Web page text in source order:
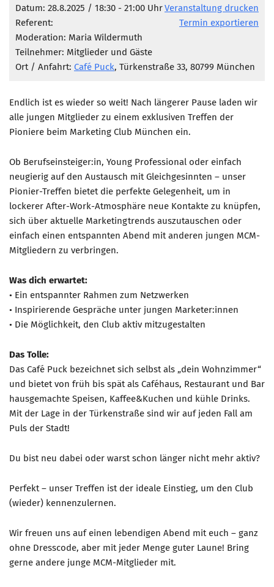
Marketing Pioniere
Arbeitsgruppen
Münchner Marketingpreis
Partnerschaften
Marketing Pioniere im BVMC
CLUB-KOMMUNIKATION
Clubmagazin
MCM Club TV
MITGLIEDSCHAFT
Mitglied werden
PODCAST
KONTAKT
Veranstaltung drucken
Termin exportieren
Datum: 28.8.2025 / 18:30 - 21:00 Uhr
Referent:
Moderation: Maria Wildermuth
Teilnehmer: Mitglieder und Gäste
Ort / Anfahrt: Café Puck, Türkenstraße 33, 80799 München
Endlich ist es wieder so weit! Nach längerer Pause laden wir
alle jungen Mitglieder zu einem exklusiven Treffen der
Pioniere beim Marketing Club München ein.
Ob Berufseinsteiger:in, Young Professional oder einfach
neugierig auf den Austausch mit Gleichgesinnten – unser
Pionier-Treffen bietet die perfekte Gelegenheit, um in
lockerer After-Work-Atmosphäre neue Kontakte zu knüpfen,
sich über aktuelle Marketingtrends auszutauschen oder
einfach einen entspannten Abend mit anderen jungen MCM-
Mitgliedern zu verbringen.
Was dich erwartet:
• Ein entspannter Rahmen zum Netzwerken
• Inspirierende Gespräche unter jungen Marketer:innen
• Die Möglichkeit, den Club aktiv mitzugestalten
Das Tolle:
Das Café Puck bezeichnet sich selbst als „dein Wohnzimmer“
und bietet von früh bis spät als Caféhaus, Restaurant und Bar
hausgemachte Speisen, Kaffee&Kuchen und kühle Drinks.
Mit der Lage in der Türkenstraße sind wir auf jeden Fall am
Puls der Stadt!
Du bist neu dabei oder warst schon länger nicht mehr aktiv?
Perfekt – unser Treffen ist der ideale Einstieg, um den Club
(wieder) kennenzulernen.
Wir freuen uns auf einen lebendigen Abend mit euch – ganz
ohne Dresscode, aber mit jeder Menge guter Laune! Bring
gerne andere junge MCM-Mitglieder mit.